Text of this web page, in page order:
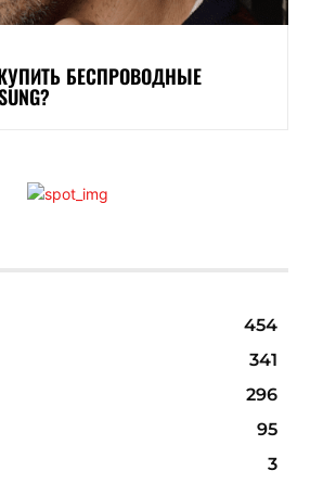
БЕСПРОВОДНЫЕ
454
341
296
95
3